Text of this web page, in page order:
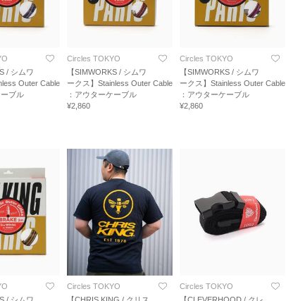
/ シムワ
Outer Cable
ーブル
Circles TOKYO
【SIMWORKS / シムワ
ークス】Stainless Outer Cable
：アウターケーブル
¥2,860
Circles TOKYO
【SIMWORKS / シムワ
ークス】Stainless Outer Cable
：アウターケーブル
¥2,860
Circles TOKYO
Circles TOKYO